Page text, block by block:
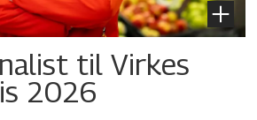
til Virkes
2026